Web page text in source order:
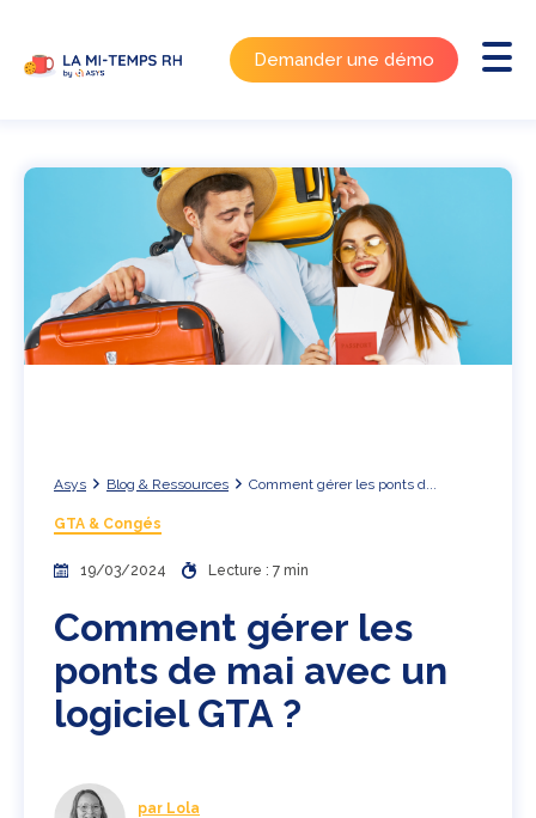
Demander une démo
Asys Blog & Ressources Comment gérer les ponts d...
GTA & Congés
19/03/2024 Lecture : 7 min
Comment gérer les
ponts de mai avec un
logiciel GTA ?
par Lola